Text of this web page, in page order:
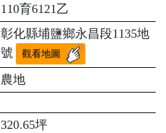
110育6121乙
彰化縣埔鹽鄉永昌段1135地
號
觀看地圖
農地
320.65坪